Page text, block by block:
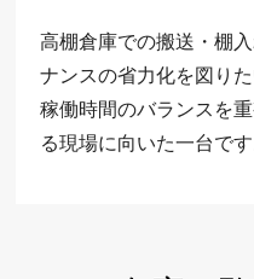
高棚倉庫での搬送・棚
ナンスの省力化を図り
稼働時間のバランスを
る現場に向いた一台です